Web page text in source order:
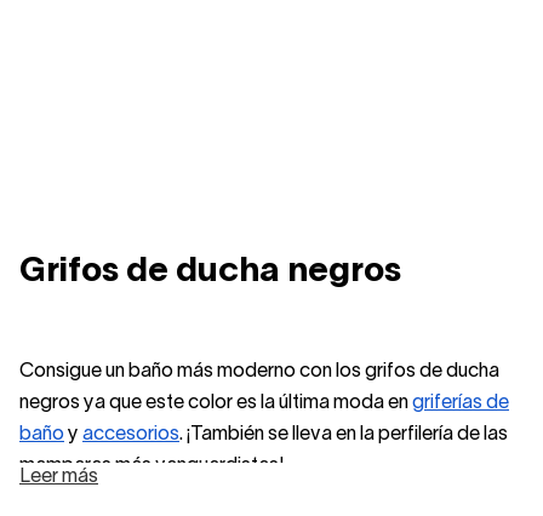
Grifos de ducha negros
Consigue un baño más moderno con los grifos de ducha
negros ya que este color es la última moda en griferías de
baño y accesorios. ¡También se lleva en la perfilería de las
mamparas más vanguardistas!
Leer más